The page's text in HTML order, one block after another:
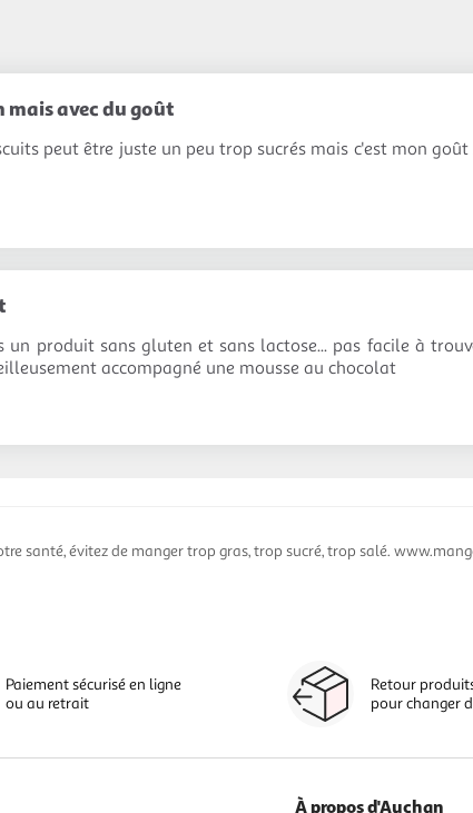
mais avec du goût
peut être juste un peu trop sucrés mais c'est mon
un produit sans gluten et sans lactose... pas facile à
accompagné une mousse au chocolat
santé, évitez de manger trop gras, trop sucré, trop salé.
Paiement sécurisé en ligne
ou au retrait
Retour
pour changer
À propos d'Auchan